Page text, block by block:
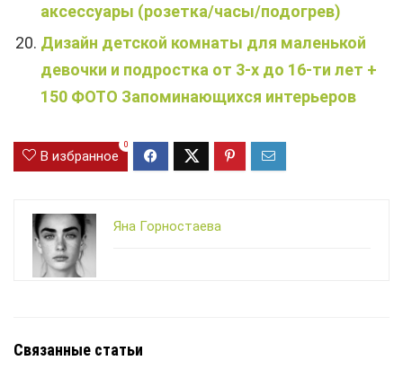
аксессуары (розетка/часы/подогрев)
Дизайн детской комнаты для маленькой
девочки и подростка от 3-х до 16-ти лет +
150 ФОТО Запоминающихся интерьеров
В избранное
0
Яна Горностаева
Связанные статьи